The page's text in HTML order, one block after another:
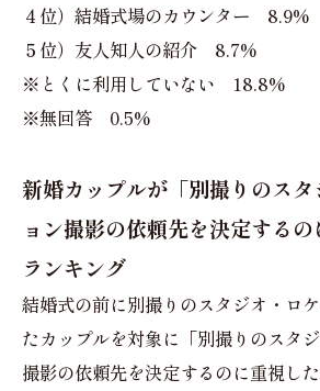
４位）結婚式場のカウンター 8.9%
５位）友人知人の紹介 8.7%
※とくに利用していない 18.8%
※無回答 0.5%
新婚カップルが「別撮りのス
ョン撮影の依頼先を決定するの
ランキング
結婚式の前に別撮りのスタジオ・ロ
たカップルを対象に「別撮りのスタ
撮影の依頼先を決定するのに重視し